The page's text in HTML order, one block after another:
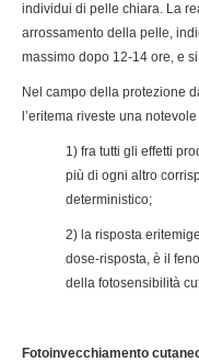
individui di pelle chiara. La
arrossamento della pelle,
massimo dopo 12-14 ore, e
Nel campo della protezione
l’eritema riveste una
1) fra tutti gli effetti
più di ogni altro
deterministico;
2) la risposta
dose-risposta, è il
della fotosensibilità
Fotoinvecchiamento